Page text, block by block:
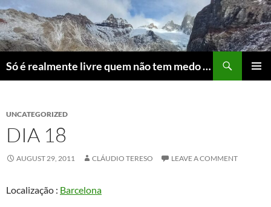
Skip
to
content
Só é realmente livre quem não tem medo do ridículo
UNCATEGORIZED
DIA 18
AUGUST 29, 2011 CLÁUDIO TERESO LEAVE A COMMENT
Localização : Barcelona